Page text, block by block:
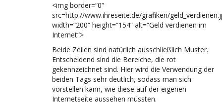
<img border=“0“
src=http://www.ihreseite.de/grafiken/
width=“200“ height=“154“ alt=“Geld verdienen im
Internet“>
Beide Zeilen sind natürlich ausschließlich Muster.
Entscheidend sind die Bereiche, die rot
gekennzeichnet sind. Hier wird die Verwendung der
beiden Tags sehr deutlich, sodass man sich
vorstellen kann, wie diese auf der eigenen
Internetseite aussehen müssten.